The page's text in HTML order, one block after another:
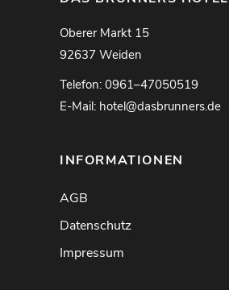
Oberer Markt 15
92637 Weiden
Telefon: 0961–47050519
E-Mail: hotel@dasbrunners.de
INFORMATIONEN
AGB
Datenschutz
Impressum